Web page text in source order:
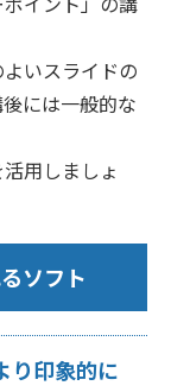
いスライドの
には一般的な
用しましょ
ソフト
り印象的に